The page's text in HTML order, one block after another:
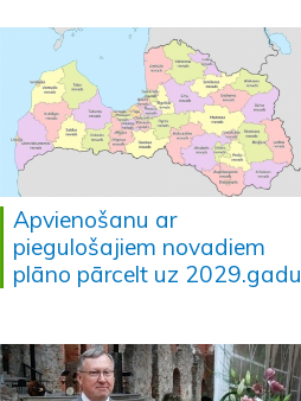
Apvienošanu ar
piegulošajiem novadiem
plāno pārcelt uz 2029.gadu